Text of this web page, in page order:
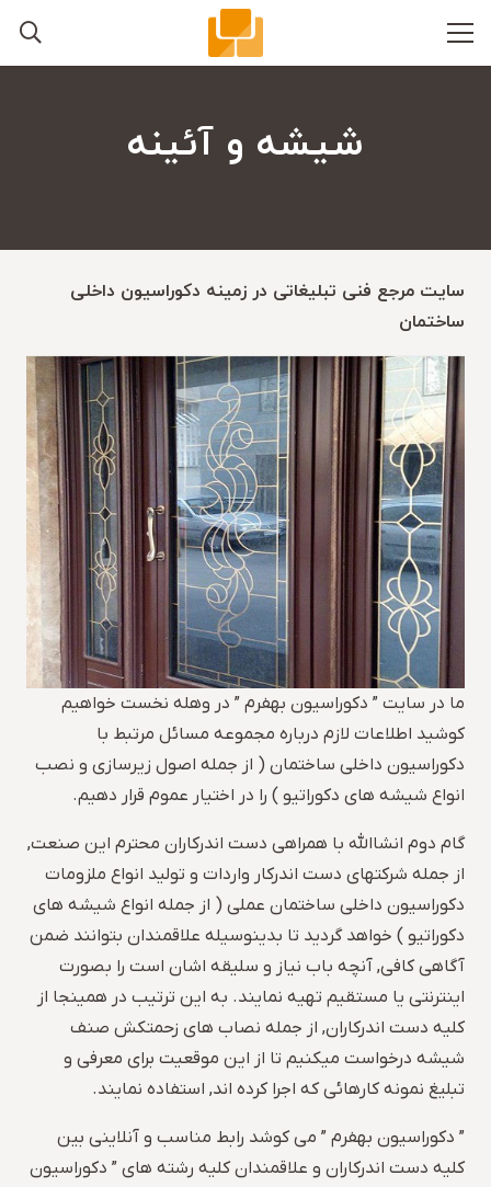
شیشه و آئینه
سایت مرجع فنی تبلیغاتی در زمینه دکوراسیون داخلی
ساختمان
ما در سایت ” دکوراسیون بهفرم ” در وهله نخست خواهیم
کوشید اطلاعات لازم درباره مجموعه مسائل مرتبط با
دکوراسیون داخلی ساختمان ( از جمله اصول زیرسازی و نصب
انواع شیشه های دکوراتیو ) را در اختیار عموم قرار دهیم.
گام دوم انشاالله با همراهی دست اندرکاران محترم این صنعت,
از جمله شرکتهای دست اندرکار واردات و تولید انواع ملزومات
دکوراسیون داخلی ساختمان عملی ( از جمله انواع شیشه های
دکوراتیو ) خواهد گردید تا بدینوسیله علاقمندان بتوانند ضمن
آگاهی کافی, آنچه باب نیاز و سلیقه اشان است را بصورت
اینترنتی یا مستقیم تهیه نمایند. به این ترتیب در همینجا از
کلیه دست اندرکاران, از جمله نصاب های زحمتکش صنف
شیشه درخواست میکنیم تا از این موقعیت برای معرفی و
تبلیغ نمونه کارهائی که اجرا کرده اند, استفاده نمایند.
” دکوراسیون بهفرم ” می کوشد رابط مناسب و آنلاینی بین
کلیه دست اندرکاران و علاقمندان کلیه رشته های ” دکوراسیون